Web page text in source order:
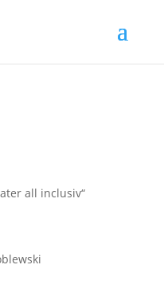
all inclusiv“